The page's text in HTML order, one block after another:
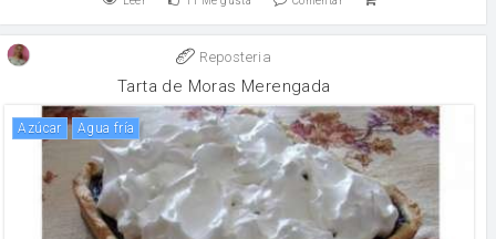
Reposteria
Tarta de Moras Merengada
Azúcar Agua fría